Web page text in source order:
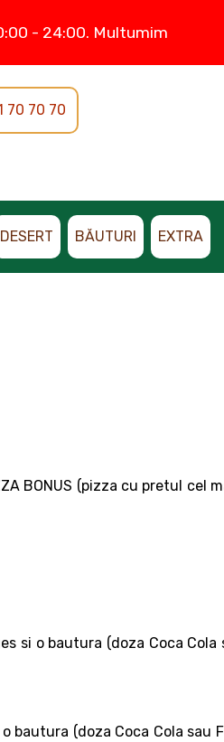
- 24:00. Multumim
70 70 70
DESERT BĂUTURI EXTRA
BONUS (pizza cu pretul cel
o bautura (doza Coca Cola
(doza Coca Cola sau